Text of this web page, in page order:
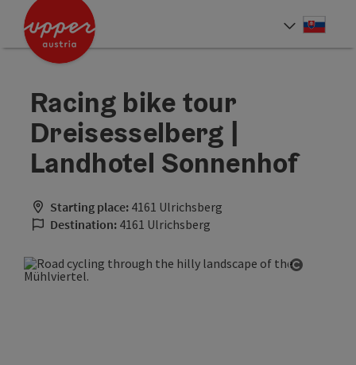
Accesskey
Accesskey
Racing bike tour
Dreisesselberg |
Landhotel Sonnenhof
Starting place: 4161 Ulrichsberg
Destination: 4161 Ulrichsberg